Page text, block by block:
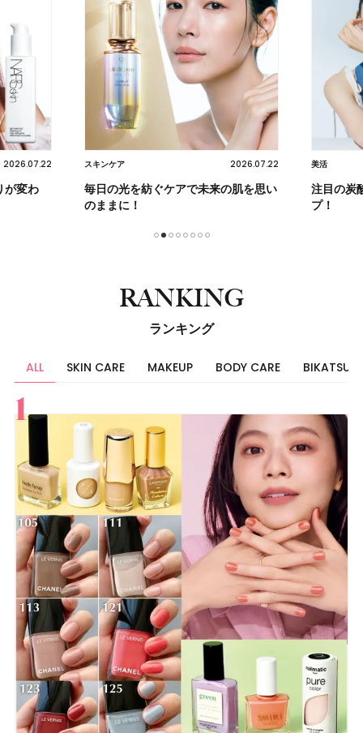
2026.07.22
を思い
美活 2026.07.22
注目の炭酸ハミガキをクローズアッ
プ！
ヘア
柏木由紀
RANKING
ランキング
ALL SKIN CARE MAKEUP BODY CARE BIKATSU
すべて
スキンケア
メイク
ボディケア
美活
ヘア
ライフスタイル
ビューティーズ